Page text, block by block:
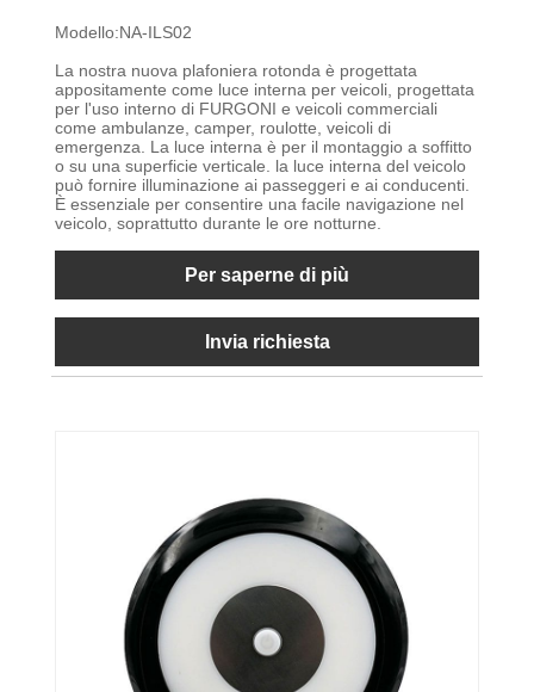
Modello:NA-ILS02
La nostra nuova plafoniera rotonda è progettata
appositamente come luce interna per veicoli, progettata
per l'uso interno di FURGONI e veicoli commerciali
come ambulanze, camper, roulotte, veicoli di
emergenza. La luce interna è per il montaggio a soffitto
o su una superficie verticale. la luce interna del veicolo
può fornire illuminazione ai passeggeri e ai conducenti.
È essenziale per consentire una facile navigazione nel
veicolo, soprattutto durante le ore notturne.
Per saperne di più
Invia richiesta